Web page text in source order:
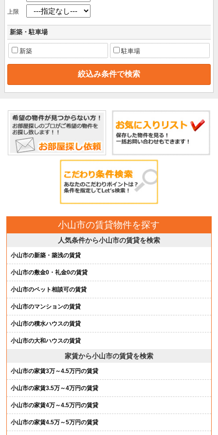
上限
新築・駐車場
新築 駐車場
小山市の賃貸物件を探す
人気条件から小山市の賃貸を検索
小山市の新築・築浅の賃貸
小山市の敷金0・礼金0の賃貸
小山市のペット相談可の賃貸
小山市のマンションの賃貸
小山市の積水ハウスの賃貸
小山市の大和ハウスの賃貸
家賃から小山市の賃貸を検索
小山市の家賃3万～4.5万円の賃貸
小山市の家賃3.5万～4万円の賃貸
小山市の家賃4万～4.5万円の賃貸
小山市の家賃4.5万～5万円の賃貸